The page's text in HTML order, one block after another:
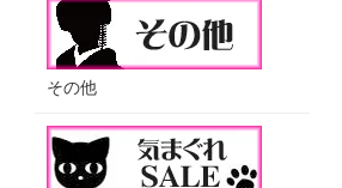
その他